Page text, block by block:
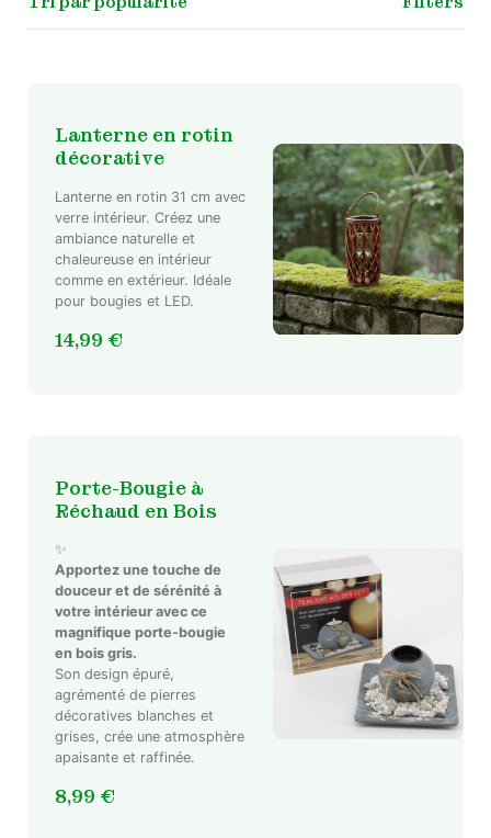
Lanterne en rotin
décorative
Lanterne en rotin 31 cm avec
verre intérieur. Créez une
ambiance naturelle et
chaleureuse en intérieur
comme en extérieur. Idéale
pour bougies et LED.
14,99 €
Porte-Bougie à
Réchaud en Bois
✨
Apportez une touche de
douceur et de sérénité à
votre intérieur avec ce
magnifique porte-bougie
en bois gris.
Son design épuré,
agrémenté de pierres
décoratives blanches et
grises, crée une atmosphère
apaisante et raffinée.
8,99 €